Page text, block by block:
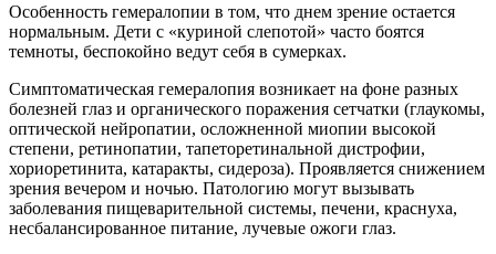
Особенность гемералопии в том, что днем зрение остается
нормальным. Дети с «куриной слепотой» часто боятся
темноты, беспокойно ведут себя в сумерках.
Симптоматическая гемералопия возникает на фоне разных
болезней глаз и органического поражения сетчатки (глаукомы,
оптической нейропатии, осложненной миопии высокой
степени, ретинопатии, тапеторетинальной дистрофии,
хориоретинита, катаракты, сидероза). Проявляется снижением
зрения вечером и ночью. Патологию могут вызывать
заболевания пищеварительной системы, печени, краснуха,
несбалансированное питание, лучевые ожоги глаз.